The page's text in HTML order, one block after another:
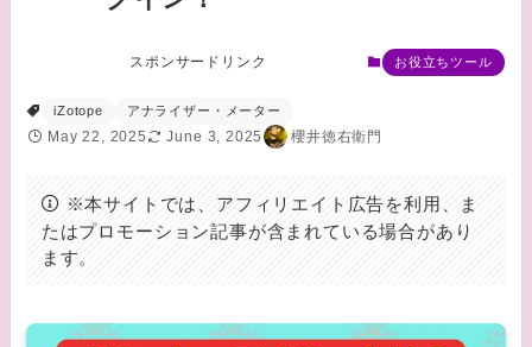
スポンサードリンク お役立ちツール
iZotope アナライザー・メーター
May 22, 2025 June 3, 2025 櫻井徳右衛門
※本サイトでは、アフィリエイト広告を利用、ま
たはプロモーション記事が含まれている場合があり
ます。